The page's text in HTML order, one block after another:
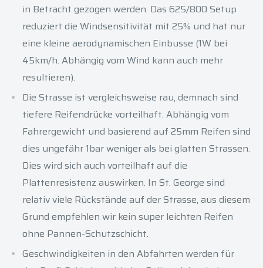
in Betracht gezogen werden. Das 625/800 Setup
reduziert die Windsensitivität mit 25% und hat nur
eine kleine aerodynamischen Einbusse (1W bei
45km/h. Abhängig vom Wind kann auch mehr
resultieren).
Die Strasse ist vergleichsweise rau, demnach sind
tiefere Reifendrücke vorteilhaft. Abhängig vom
Fahrergewicht und basierend auf 25mm Reifen sind
dies ungefähr 1bar weniger als bei glatten Strassen.
Dies wird sich auch vorteilhaft auf die
Plattenresistenz auswirken. In St. George sind
relativ viele Rückstände auf der Strasse, aus diesem
Grund empfehlen wir kein super leichten Reifen
ohne Pannen-Schutzschicht.
Geschwindigkeiten in den Abfahrten werden für